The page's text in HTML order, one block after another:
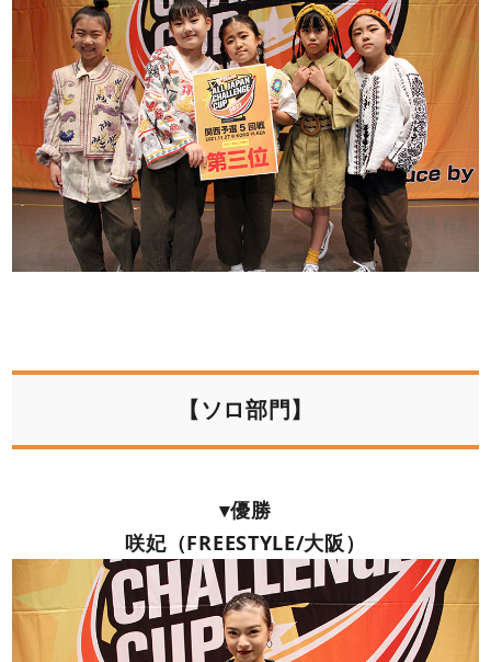
【ソロ部門】
▾優勝
咲妃（FREESTYLE/大阪）